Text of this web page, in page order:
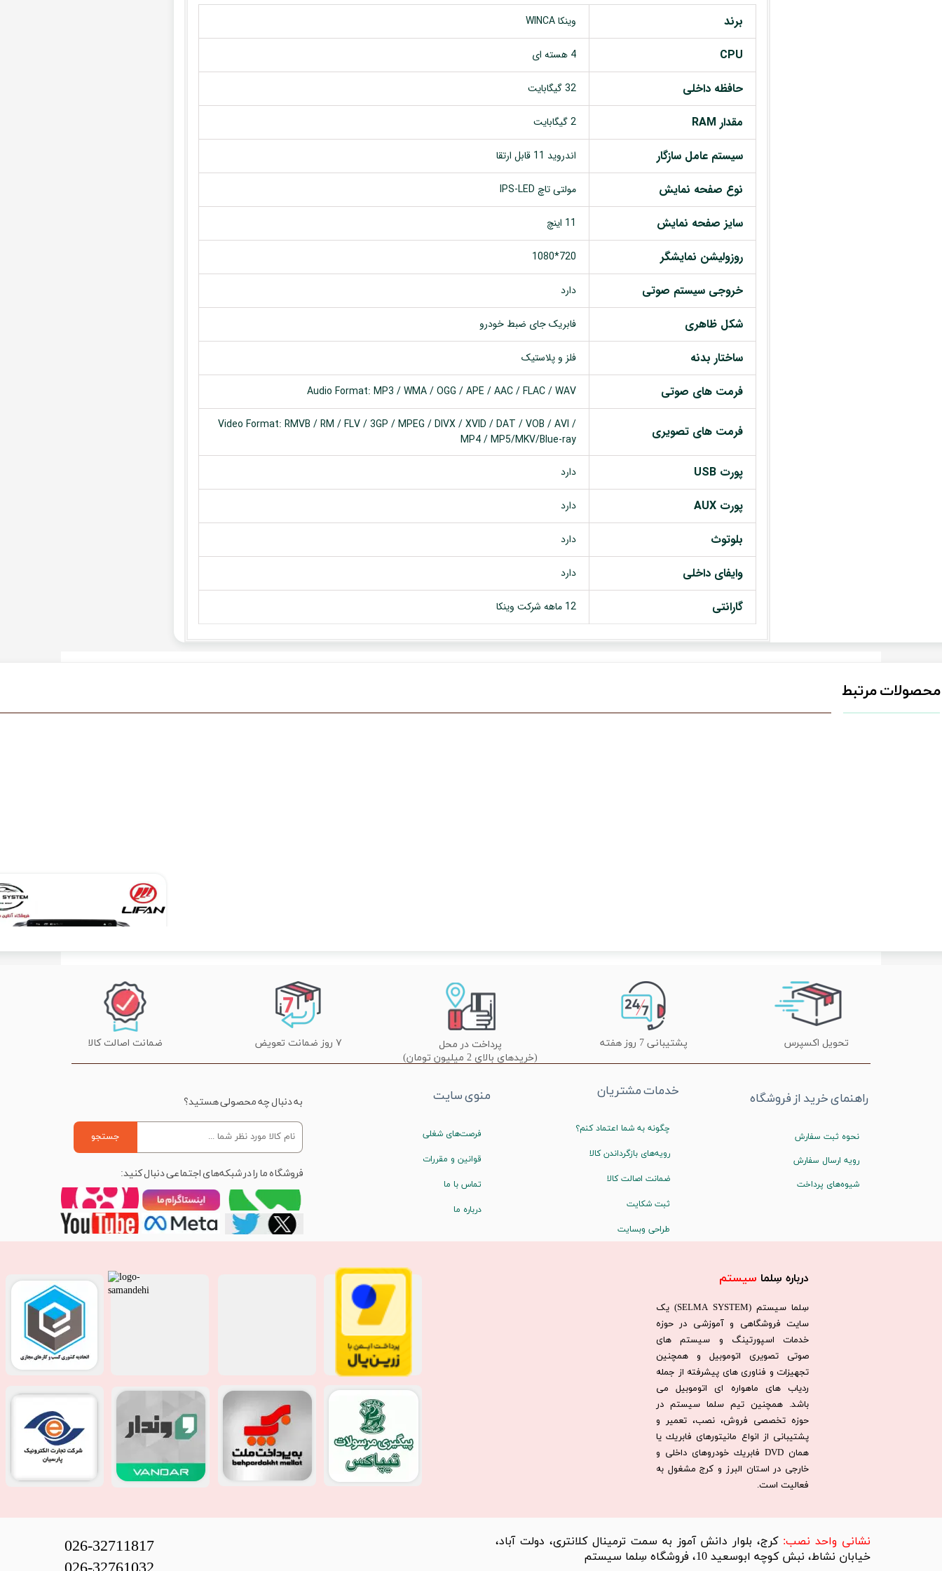
برند وینکا WINCA
CPU 4 هسته ای
حافظه داخلی 32 گیگابایت
مقدار RAM 2 گیگابایت
سیستم عامل سازگار اندروید 11 قابل ارتقا
نوع صفحه نمایش مولتی تاچ IPS-LED
سایز صفحه نمایش 11 اینچ
روزولیشن نمایشگر 720*1080
خروجی سیستم صوتی دارد
شکل ظاهری فابریک جای ضبط خودرو
ساختار بدنه فلز و پلاستیک
فرمت های صوتی Audio Format: MP3 / WMA / OGG / APE / AAC / FLAC / WAV
فرمت های تصویری
Video Format: RMVB / RM / FLV / 3GP / MPEG / DIVX / XVID / DAT / VOB / AVI /
MP4 / MP5/MKV/Blue-ray
پورت USB دارد
پورت AUX دارد
بلوتوث دارد
وایفای داخلی دارد
گارانتی 12 ماهه شرکت وینکا
محصولات مرتبط
درباره سِلما سیستم​​​​​​​
سِلما سيستم (SELMA SYSTEM) یک
سایت فروشگاهی و آموزشی در حوزه
خدمات اسپورتینگ و سیستم های
صوتی تصویری اتوموبیل و همچنین
تجهیزات و فناوری های پیشرفته از جمله
ردیاب های ماهواره ای اتوموبیل می
باشد. همچنين تيم سلما سيستم در
حوزه تخصصی فروش، نصب، تعمير و
پشتيبانی از انواع مانيتورهای فابريك يا
همان DVD فابريك خودروهای داخلی و
خارجی در استان البرز و كرج مشغول به
فعاليت است.​​​​​​​
تحویل اکسپرس پشتیبانی 7 روز هفته
پرداخت در محل
(خریدهای بالای 2 میلیون تومان)
۷ روز ضمانت تعویض ضمانت اصالت کالا
راهنمای خرید از فروشگاه
نحوه ثبت سفارش
رویه ارسال سفارش
شیوه‌های پرداخت
خدمات مشتریان
چگونه به شما اعتماد کنم؟
رویه‌های بازگرداندن کالا
ضمانت اصالت کالا
ثبت شکایت
طراحی وبسایت
منوی سایت
فرصت‌های شغلی
قوانین و مقررات
تماس با ما
درباره ما
به دنبال چه محصولی هستید؟
جستجو
فروشگاه ما را در شبکه‌های اجتماعی دنبال کنید:
​نشانی واحد نصب: کرج، بلوار دانش آموز به سمت ترمینال کلانتری، دولت آباد،
خیابان نشاط، نبش کوچه ابوسعید 10، فروشگاه سِلما سیستم​​​​​​​
026-32711817